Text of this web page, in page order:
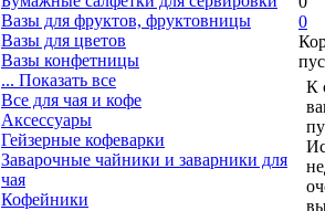
Вазы для фруктов, фруктовницы
Вазы для цветов
Вазы конфетницы
... Показать все
Все для чая и кофе
Аксессуары
Гейзерные кофеварки
Заварочные чайники и заварники для
чая
Кофейники
0
К